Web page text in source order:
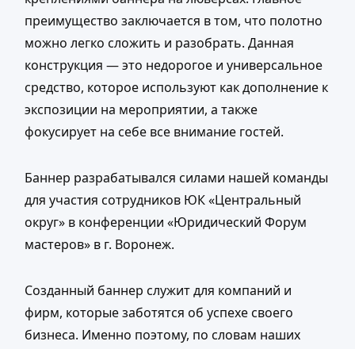
преимущество заключается в том, что полотно
можно легко сложить и разобрать. Данная
конструкция — это недорогое и универсальное
средство, которое используют как дополнение к
экспозиции на мероприятии, а также
фокусирует на себе все внимание гостей.
Баннер разрабатывался силами нашей команды
для участия сотрудников ЮК «Центральный
округ» в конференции «Юридический Форум
мастеров» в г. Воронеж.
Созданный баннер служит для компаний и
фирм, которые заботятся об успехе своего
бизнеса. Именно поэтому, по словам наших